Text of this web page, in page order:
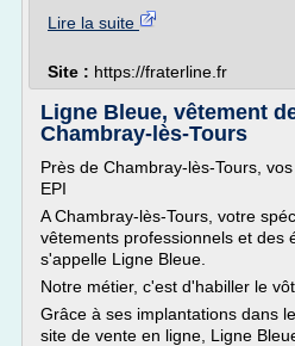
Lire la suite
Site : https://fraterline.fr
Ligne Bleue, vêtement
Chambray-lès-Tours
Près de Chambray-lès-Tours,
EPI
A Chambray-lès-Tours, votre
vêtements professionnels et des
s'appelle Ligne Bleue.
Notre métier, c'est d'habiller le
Grâce à ses implantations dans
site de vente en ligne, Ligne